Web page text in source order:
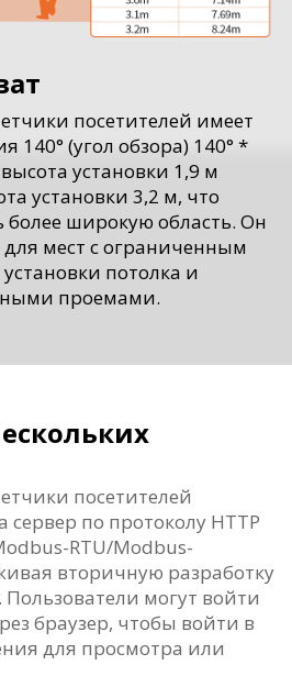
посетителей имеет
140° (угол обзора) 140° *
установки 1,9 м
установки 3,2 м, что
более широкую область. Он
мест с ограниченным
потолка и
проемами.
посетителей
по протоколу HTTP
RTU/Modbus-
вторичную разработку
могут войти
браузер, чтобы войти в
для просмотра или